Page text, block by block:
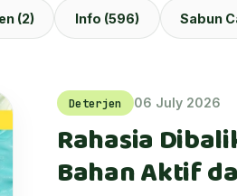
(2) Info (596) Sabun
Deterjen 06 July 2026
Rahasia
Bahan Aktif